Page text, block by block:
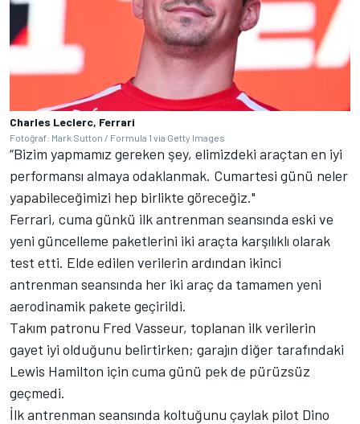
Charles Leclerc, Ferrari
Fotoğraf: Mark Sutton / Formula 1 via Getty Images
“Bizim yapmamız gereken şey, elimizdeki araçtan en iyi
performansı almaya odaklanmak. Cumartesi günü neler
yapabileceğimizi hep birlikte göreceğiz."
Ferrari, cuma günkü ilk antrenman seansında eski ve
yeni güncelleme paketlerini iki araçta karşılıklı olarak
test etti. Elde edilen verilerin ardından ikinci
antrenman seansında her iki araç da tamamen yeni
aerodinamik pakete geçirildi.
Takım patronu Fred Vasseur, toplanan ilk verilerin
gayet iyi olduğunu belirtirken; garajın diğer tarafındaki
Lewis Hamilton için cuma günü pek de pürüzsüz
geçmedi.
İlk antrenman seansında koltuğunu çaylak pilot Dino